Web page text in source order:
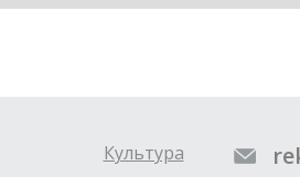
Культура